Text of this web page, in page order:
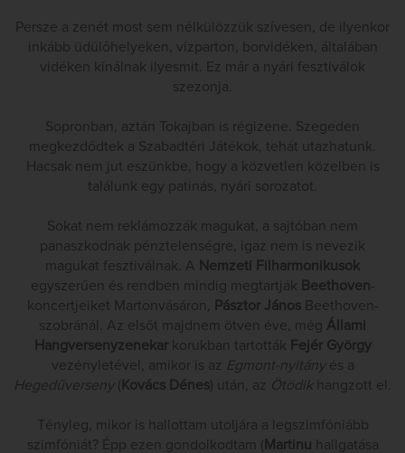
Persze a zenét most sem nélkülözzük szívesen, de ilyenkor
inkább üdülőhelyeken, vízparton, borvidéken, általában
vidéken kínálnak ilyesmit. Ez már a nyári fesztiválok
szezonja.
Sopronban, aztán Tokajban is régizene. Szegeden
megkezdődtek a Szabadtéri Játékok, tehát utazhatunk.
Hacsak nem jut eszünkbe, hogy a közvetlen közelben is
találunk egy patinás, nyári sorozatot.
Sokat nem reklámozzák magukat, a sajtóban nem
panaszkodnak pénztelenségre, igaz nem is nevezik
magukat fesztiválnak. A
Nemzeti Filharmonikusok
egyszerűen és rendben mindig megtartják Beethoven-
koncertjeiket Martonvásáron,
Pásztor János Beethoven-
szobránál. Az elsőt majdnem ötven éve, még Állami
Hangversenyzenekar korukban tartották Fejér György
vezényletével, amikor is az Egmont-nyitány és a
Hegedűverseny ( Kovács Dénes) után, az Ötödik hangzott el.
Tényleg, mikor is hallottam utoljára a legszimfóniább
szimfóniát? Épp ezen gondolkodtam ( Martinu
hallgatása